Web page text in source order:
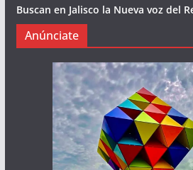
Buscan en Jalisco la Nueva voz del
Anúnciate